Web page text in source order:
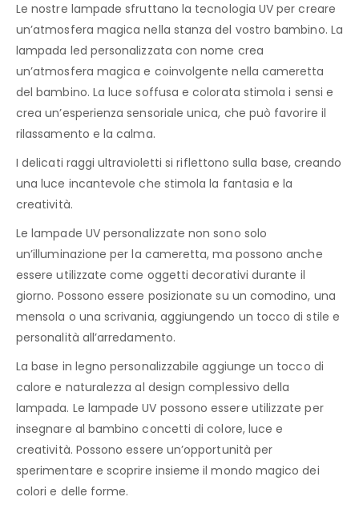
Le nostre lampade sfruttano la tecnologia UV per creare
un’atmosfera magica nella stanza del vostro bambino. La
lampada led personalizzata con nome crea
un’atmosfera magica e coinvolgente nella cameretta
del bambino. La luce soffusa e colorata stimola i sensi e
crea un’esperienza sensoriale unica, che può favorire il
rilassamento e la calma.
I delicati raggi ultravioletti si riflettono sulla base, creando
una luce incantevole che stimola la fantasia e la
creatività.
Le lampade UV personalizzate non sono solo
un’illuminazione per la cameretta, ma possono anche
essere utilizzate come oggetti decorativi durante il
giorno. Possono essere posizionate su un comodino, una
mensola o una scrivania, aggiungendo un tocco di stile e
personalità all’arredamento.
La base in legno personalizzabile aggiunge un tocco di
calore e naturalezza al design complessivo della
lampada. Le lampade UV possono essere utilizzate per
insegnare al bambino concetti di colore, luce e
creatività. Possono essere un’opportunità per
sperimentare e scoprire insieme il mondo magico dei
colori e delle forme.